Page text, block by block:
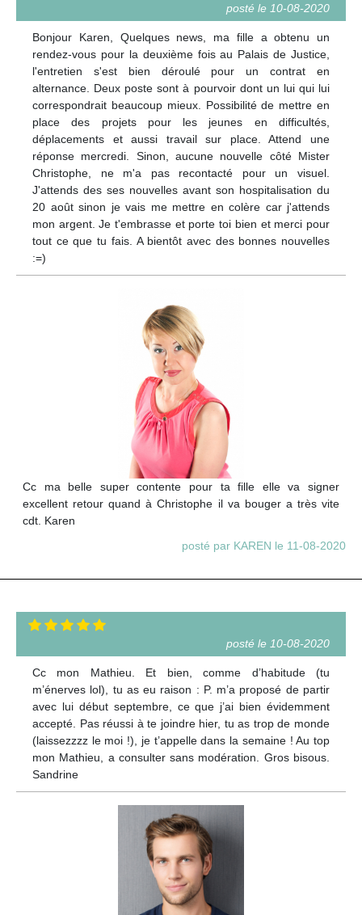
posté le 10-08-2020
Bonjour Karen, Quelques news, ma fille a obtenu un
rendez-vous pour la deuxième fois au Palais de Justice,
l'entretien s'est bien déroulé pour un contrat en
alternance. Deux poste sont à pourvoir dont un lui qui lui
correspondrait beaucoup mieux. Possibilité de mettre en
place des projets pour les jeunes en difficultés,
déplacements et aussi travail sur place. Attend une
réponse mercredi. Sinon, aucune nouvelle côté Mister
Christophe, ne m'a pas recontacté pour un visuel.
J'attends des ses nouvelles avant son hospitalisation du
20 août sinon je vais me mettre en colère car j'attends
mon argent. Je t'embrasse et porte toi bien et merci pour
tout ce que tu fais. A bientôt avec des bonnes nouvelles
:=)
Cc ma belle super contente pour ta fille elle va signer
excellent retour quand à Christophe il va bouger a très vite
cdt. Karen
posté par KAREN le 11-08-2020
posté le 10-08-2020
Cc mon Mathieu. Et bien, comme d’habitude (tu
m’énerves lol), tu as eu raison : P. m’a proposé de partir
avec lui début septembre, ce que j’ai bien évidemment
accepté. Pas réussi à te joindre hier, tu as trop de monde
(laissezzzz le moi !), je t’appelle dans la semaine ! Au top
mon Mathieu, a consulter sans modération. Gros bisous.
Sandrine